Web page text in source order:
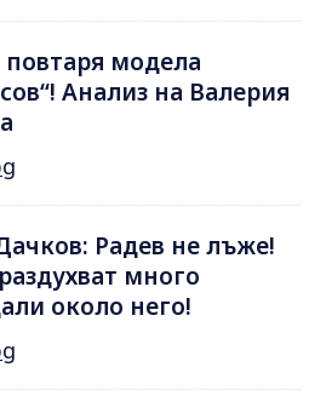
повтаря модела
Анализ на Валерия
Радев не лъже!
много
около него!